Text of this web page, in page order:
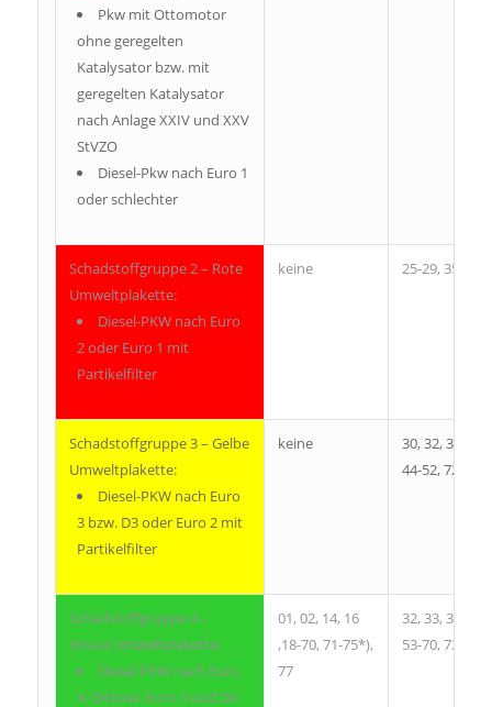
Pkw mit Ottomotor
ohne geregelten
Katalysator bzw. mit
geregelten Katalysator
nach Anlage XXIV und XXV
StVZO
Diesel-Pkw nach Euro 1
oder schlechter
Schadstoffgruppe 2 – Rote
Umweltplakette:
Diesel-PKW nach Euro
2 oder Euro 1 mit
Partikelfilter
keine 25-29, 35, 41,
Schadstoffgruppe 3 – Gelbe
Umweltplakette:
Diesel-PKW nach Euro
3 bzw. D3 oder Euro 2 mit
Partikelfilter
keine
30, 32, 36, 37,
44-52, 72
Schadstoffgruppe 4 –
Grüne Umweltplakette:
Diesel PKW nach Euro
4, D4 bzw. Euro 3 und D4
01, 02, 14, 16
,18-70, 71-75*),
77
32, 33, 38, 39,
53-70, 73-75